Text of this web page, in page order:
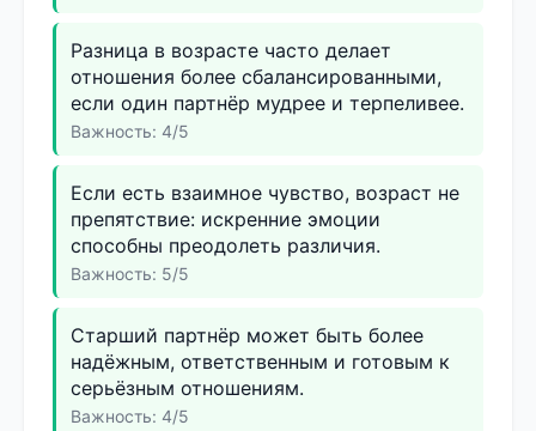
Разница в возрасте часто делает
отношения более сбалансированными,
если один партнёр мудрее и терпеливее.
Важность: 4/5
Если есть взаимное чувство, возраст не
препятствие: искренние эмоции
способны преодолеть различия.
Важность: 5/5
Старший партнёр может быть более
надёжным, ответственным и готовым к
серьёзным отношениям.
Важность: 4/5